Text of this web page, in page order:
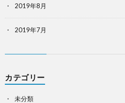
2019年8月
2019年7月
カテゴリー
未分類